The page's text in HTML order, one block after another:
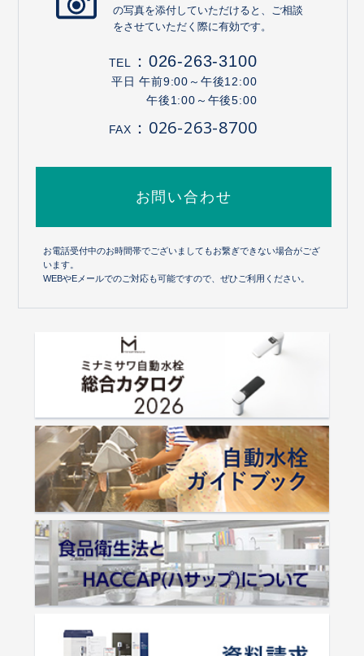
の写真を添付していただけると、ご相談
をさせていただく際に有効です。
TEL ： 026-263-3100
平日 午前9:00～午後12:00
午後1:00～午後5:00
FAX ：026-263-8700
お問い合わせ
お電話受付中のお時間帯でございましてもお繋ぎできない場合がござ
います。
WEBやEメールでのご対応も可能ですので、ぜひご利用ください。